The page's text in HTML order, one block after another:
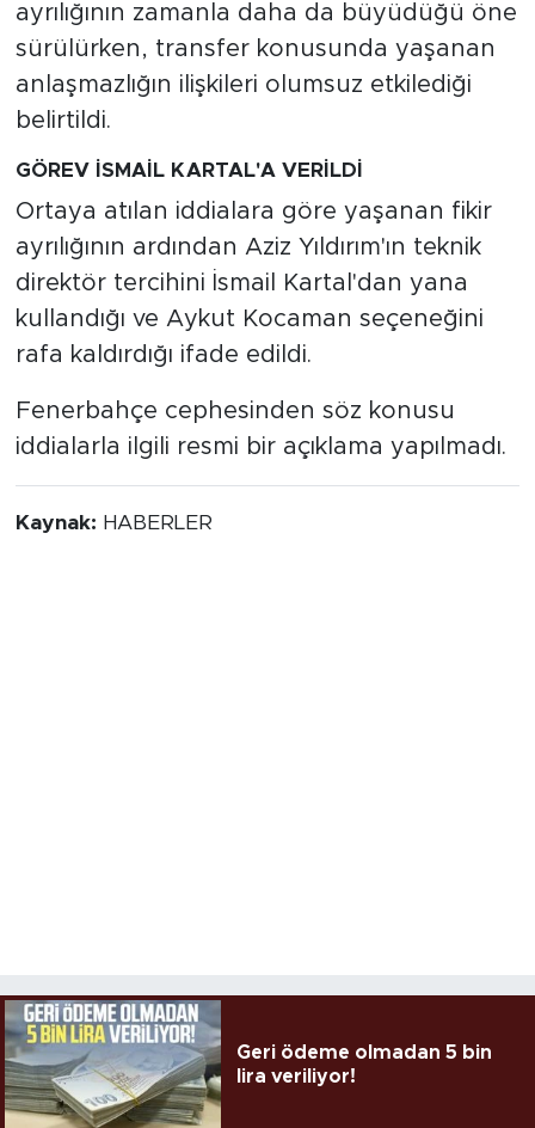
ayrılığının zamanla daha da büyüdüğü öne
sürülürken, transfer konusunda yaşanan
anlaşmazlığın ilişkileri olumsuz etkilediği
belirtildi.
GÖREV İSMAİL KARTAL'A VERİLDİ
Ortaya atılan iddialara göre yaşanan fikir
ayrılığının ardından Aziz Yıldırım'ın teknik
direktör tercihini İsmail Kartal'dan yana
kullandığı ve Aykut Kocaman seçeneğini
rafa kaldırdığı ifade edildi.
Fenerbahçe cephesinden söz konusu
iddialarla ilgili resmi bir açıklama yapılmadı.
Kaynak: HABERLER
Geri ödeme olmadan 5 bin
lira veriliyor!